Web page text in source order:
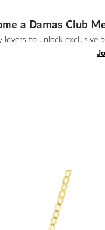
a Damas Club
to unlock exclusive